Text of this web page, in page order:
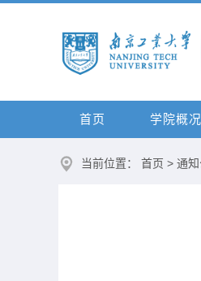
首页 学院概况
当前位置： 首页 > 通